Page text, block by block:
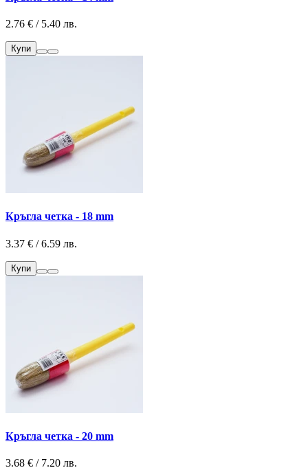
2.76 € / 5.40 лв.
Купи
Кръгла четка - 18 mm
3.37 € / 6.59 лв.
Купи
Кръгла четка - 20 mm
3.68 € / 7.20 лв.